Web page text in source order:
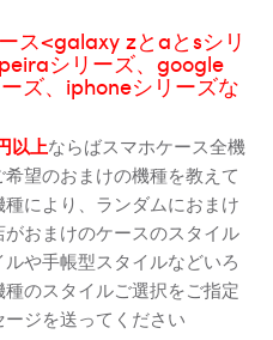
ス<galaxy zとaとsシリ
シリーズ、google
ズ、iphoneシリーズな
以上ならばスマホケース全機
望のおまけの機種を教えて
により、ランダムにおまけ
おまけのケースのスタイル
や手帳型スタイルなどいろ
のスタイルご選択をご指定
ジを送ってください